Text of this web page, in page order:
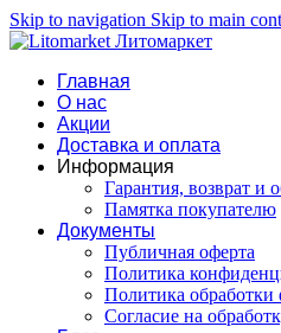
Skip to navigation Skip to main
Главная
О нас
Акции
Доставка и оплата
Информация
Гарантия, возврат и
Памятка покупателю
Документы
Публичная оферта
Политика
Политика обработки
Согласие на